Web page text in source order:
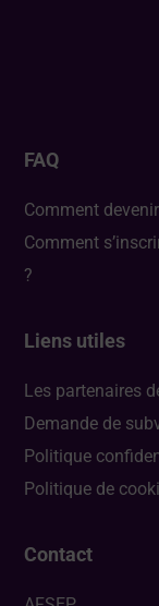
FAQ
Comment
Comment
?
Liens utiles
Les partenaires
Demande de
Politique
Politique de
Contact